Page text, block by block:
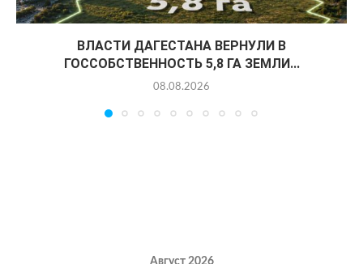
ВЛАСТИ ДАГЕСТАНА ВЕРНУЛИ В
ГОССОБСТВЕННОСТЬ 5,8 ГА ЗЕМЛИ...
08.08.2026
Август 2026